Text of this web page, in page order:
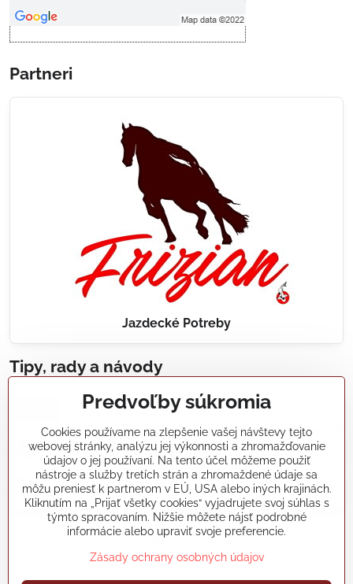
Partneri
Jazdecké Potreby
Tipy, rady a návody
Realizácie záhradných jazierok, bazénov, fontán,
Články a blogy
Rady a návody
koikapre/?ref=hl
Predvoľby súkromia
Cookies používame na zlepšenie vašej návštevy tejto
webovej stránky, analýzu jej výkonnosti a zhromažďovanie
údajov o jej používaní. Na tento účel môžeme použiť
nástroje a služby tretích strán a zhromaždené údaje sa
môžu preniesť k partnerom v EÚ, USA alebo iných krajinách.
Kliknutím na „Prijať všetky cookies“ vyjadrujete svoj súhlas s
týmto spracovaním. Nižšie môžete nájsť podrobné
informácie alebo upraviť svoje preferencie.
Zásady ochrany osobných údajov